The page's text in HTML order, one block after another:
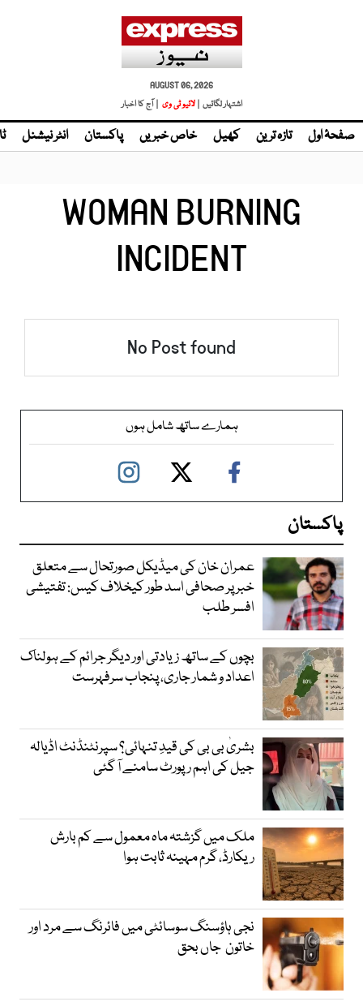
AUGUST 06, 2026
اشتہار لگائیں | لائیو ٹی وی | آج کا اخبار
صفحۂ اول تازہ ترین کھیل خاص خبریں پاکستان انٹر نیشنل
WOMAN BURNING
INCIDENT
No Post found
ہمارے ساتھ شامل ہوں
پاکستان
عمران خان کی میڈیکل صورتحال سے متعلق
خبر پر صحافی اسد طور کیخلاف کیس: تفتیشی
افسر طلب
بچوں کے ساتھ زیادتی اور دیگر جرائم کے ہولناک
اعداد و شمار جاری، پنجاب سرفہرست
بشریٰ بی بی کی قیدِ تنہائی؟ سپرنٹنڈنٹ اڈیالہ
جیل کی اہم رپورٹ سامنے آ گئی
ملک میں گزشتہ ماہ معمول سے کم بارش
ریکارڈ، گرم مہینہ ثابت ہوا
نجی ہاؤسنگ سوسائٹی میں فائرنگ سے مرد اور
خاتون جاں بحق